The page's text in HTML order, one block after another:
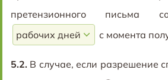
претензионного письма
с момента
5.2. В случае, если разрешение